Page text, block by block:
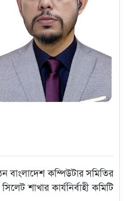
বাংলাদেশ কম্পিউটার সমিতির
শাখার কার্যনির্বাহী কমিটি